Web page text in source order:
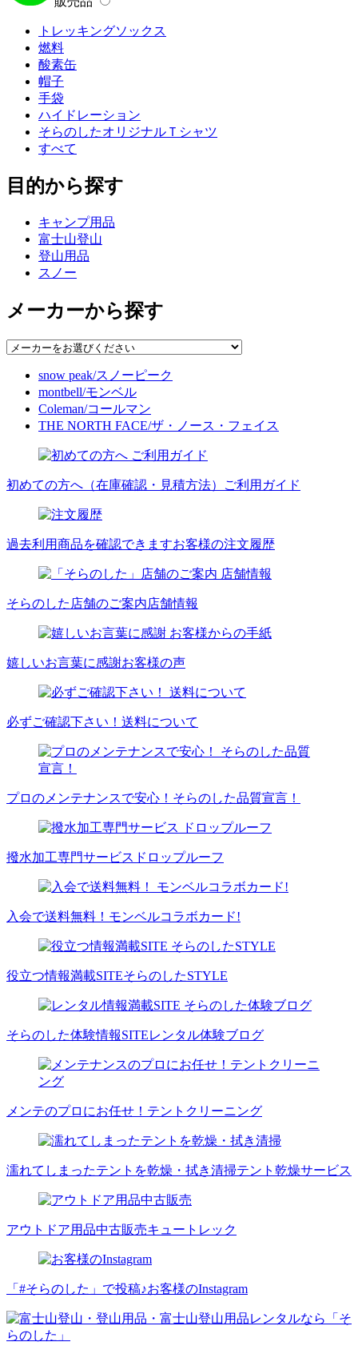
トレッキングソックス
燃料
酸素缶
帽子
手袋
ハイドレーション
そらのしたオリジナルＴシャツ
すべて
目的から探す
キャンプ用品
富士山登山
登山用品
スノー
メーカーから探す
snow peak/スノーピーク
montbell/モンベル
Coleman/コールマン
THE NORTH FACE/ザ・ノース・フェイス
初めての方へ（在庫確認・見積方法） ご利用ガイド
過去利用商品を確認できますお客様の注文履歴
そらのした店舗のご案内店舗情報
嬉しいお言葉に感謝お客様の声
必ずご確認下さい！ 送料について
プロのメンテナンスで安心！ そらのした品質宣言！
撥水加工専門サービス ドロップルーフ
入会で送料無料！ モンベルコラボカード!
役立つ情報満載SITEそらのしたSTYLE
そらのした体験情報SITEレンタル体験ブログ
メンテのプロにお任せ！ テントクリーニング
濡れてしまったテントを乾燥・拭き清掃テント乾燥サービス
アウトドア用品中古販売キュートレック
「#そらのした」で投稿♪お客様のInstagram